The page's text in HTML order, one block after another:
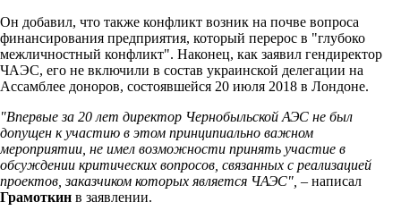
Он добавил, что также конфликт возник на почве вопроса
финансирования предприятия, который перерос в "глубоко
межличностный конфликт". Наконец, как заявил гендиректор
ЧАЭС, его не включили в состав украинской делегации на
Ассамблее доноров, состоявшейся 20 июля 2018 в Лондоне.
"Впервые за 20 лет директор Чернобыльской АЭС не был
допущен к участию в этом принципиально важном
мероприятии, не имел возможности принять участие в
обсуждении критических вопросов, связанных с реализацией
проектов, заказчиком которых является ЧАЭС", – написал
Грамоткин в заявлении.